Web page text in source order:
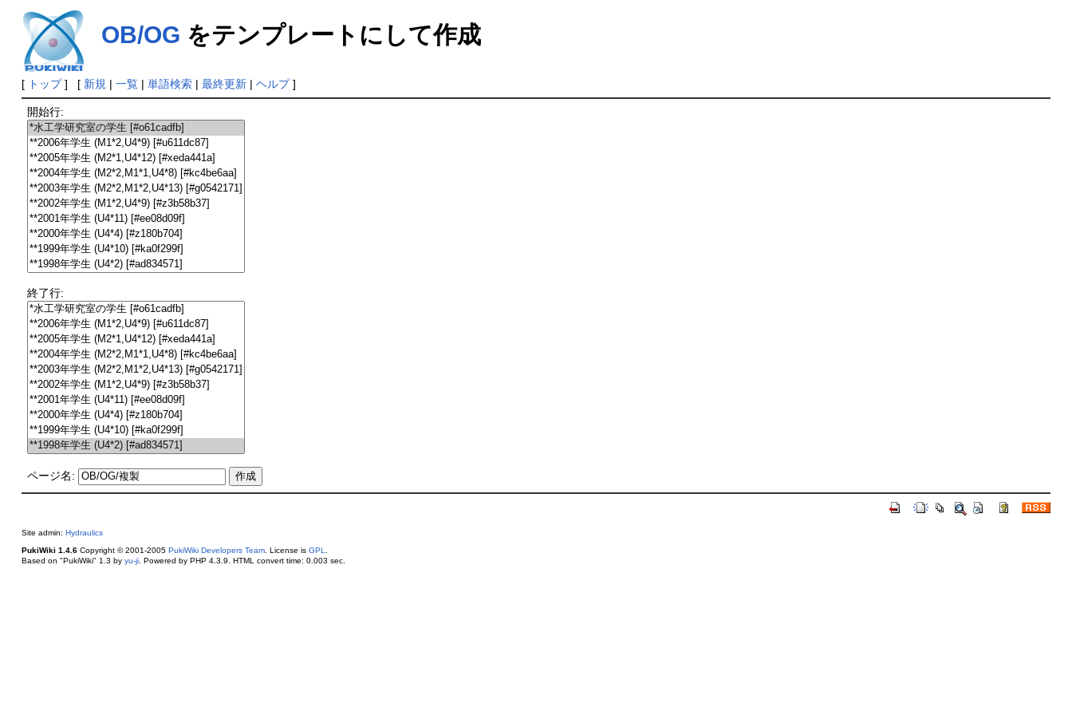
OB/OG をテンプレートにして作成
[ トップ] [ 新規 | 一覧| 単語検索| 最終更新| ヘルプ]
開始行:
終了行:
ページ名:
Site admin: Hydraulics
PukiWiki 1.4.6Copyright © 2001-2005 PukiWiki Developers Team. License is GPL
Based on "PukiWiki" 1.3 by yu-ji. Powered by PHP 4.3.9. HTML convert time: 0.003 sec.